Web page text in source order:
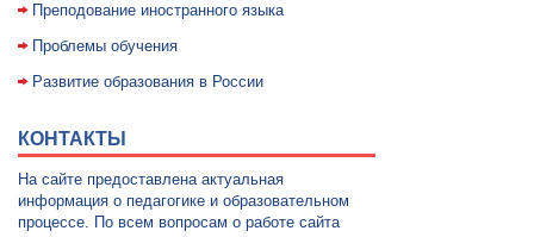
Преподование иностранного языка
Проблемы обучения
Развитие образования в России
КОНТАКТЫ
На сайте предоставлена актуальная
информация о педагогике и образовательном
процессе. По всем вопросам о работе сайта